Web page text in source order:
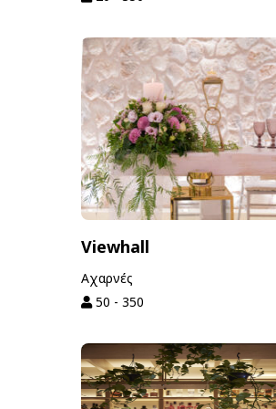
Viewhall
Αχαρνές
50 - 350